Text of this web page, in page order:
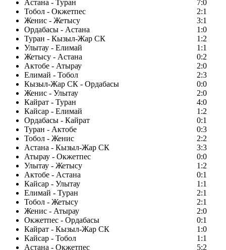
Астана - Туран
7:0
Тобол - Окжетпес
2:1
Женис - Жетысу
3:1
Ордабасы - Астана
1:0
Туран - Кызыл-Жар СК
1:2
Улытау - Елимай
1:1
Жетысу - Астана
0:2
Актобе - Атырау
2:0
Елимай - Тобол
2:3
Кызыл-Жар СК - Ордабасы
0:0
Женис - Улытау
2:0
Кайрат - Туран
4:0
Кайсар - Елимай
1:2
Ордабасы - Кайрат
0:1
Туран - Актобе
0:3
Тобол - Женис
2:2
Астана - Кызыл-Жар СК
3:3
Атырау - Окжетпес
0:0
Улытау - Жетысу
1:2
Актобе - Астана
0:1
Кайсар - Улытау
1:1
Елимай - Туран
2:1
Тобол - Жетысу
2:1
Женис - Атырау
2:0
Окжетпес - Ордабасы
0:1
Кайрат - Кызыл-Жар СК
1:0
Кайсар - Тобол
1:1
Астана - Окжетпес
5:2